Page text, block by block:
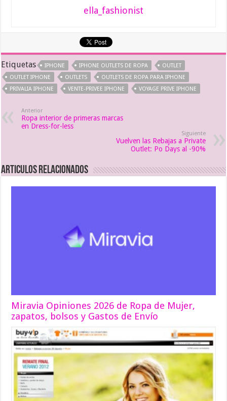
ella_fashionist
Etiquetas IPHONE IPHONE OUTLETS DE ROPA
OUTLET
OUTLET IPHONE
OUTLETS
OUTLETS DE ROPA PARA IPHONE
PRIVALIA IPHONE
VENTE-PRIVEE IPHONE VOYAGE PRIVE IPHONE
Anterior
Ropa interior de primeras marcas
en Dress-for-less
Siguiente
Vuelven las Rebajas a Private
Outlet: Po Days al -90%
Articulos relacionados
Miravia Opiniones 2026 de Ropa de Mujer,
zapatos, bolsos y Gastos de Envío